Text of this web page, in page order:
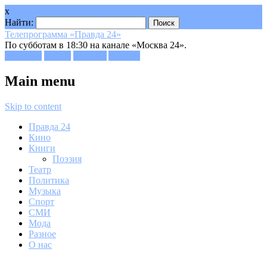
x
Найти:
Телепрограмма «Правда 24»
По субботам в 18:30 на канале «Москва 24».
Main menu
Skip to content
Правда 24
Кино
Книги
Поэзия
Театр
Политика
Музыка
Спорт
СМИ
Мода
Разное
О нас